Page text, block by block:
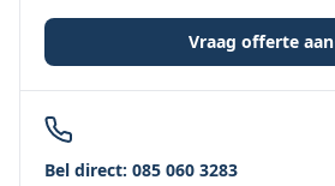
Vraag offerte aan
Bel direct: 085 060 3283